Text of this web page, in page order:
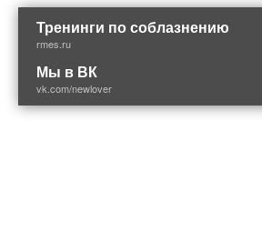
Тренинги по соблазнению
rmes.ru
Мы в ВК
vk.com/newlover